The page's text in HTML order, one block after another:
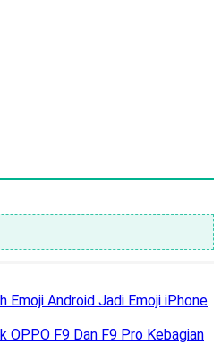
Emoji Android Jadi Emoji iPhone
OPPO F9 Dan F9 Pro Kebagian